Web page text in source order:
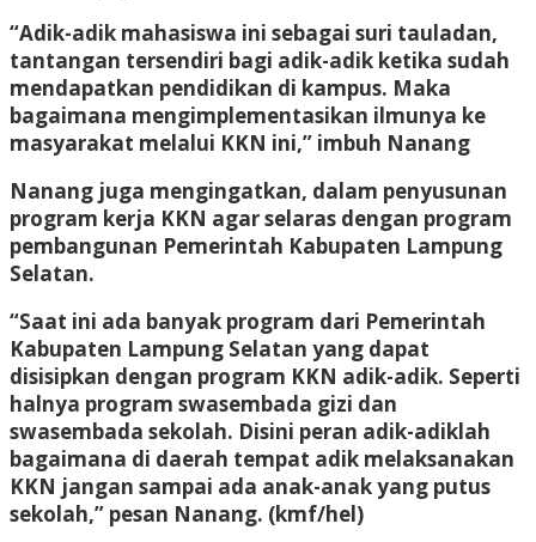
“Adik-adik mahasiswa ini sebagai suri tauladan,
tantangan tersendiri bagi adik-adik ketika sudah
mendapatkan pendidikan di kampus. Maka
bagaimana mengimplementasikan ilmunya ke
masyarakat melalui KKN ini,” imbuh Nanang
Nanang juga mengingatkan, dalam penyusunan
program kerja KKN agar selaras dengan program
pembangunan Pemerintah Kabupaten Lampung
Selatan.
“Saat ini ada banyak program dari Pemerintah
Kabupaten Lampung Selatan yang dapat
disisipkan dengan program KKN adik-adik. Seperti
halnya program swasembada gizi dan
swasembada sekolah. Disini peran adik-adiklah
bagaimana di daerah tempat adik melaksanakan
KKN jangan sampai ada anak-anak yang putus
sekolah,” pesan Nanang. (kmf/hel)